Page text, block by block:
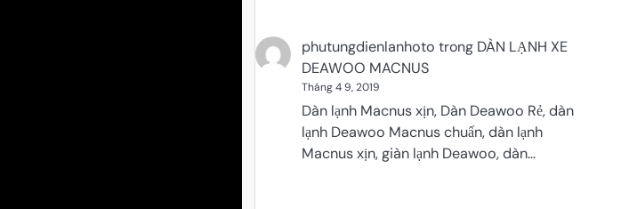
phutungdienlanhoto trong DÀN LẠNH XE
DEAWOO MACNUS
Tháng 4 9, 2019
Dàn lạnh Macnus xịn, Dàn Deawoo Rẻ, dàn
lạnh Deawoo Macnus chuẩn, dàn lạnh
Macnus xịn, giàn lạnh Deawoo, dàn…